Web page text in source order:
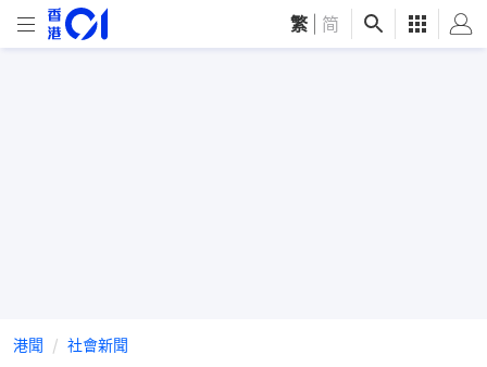
繁 简
港聞 社會新聞